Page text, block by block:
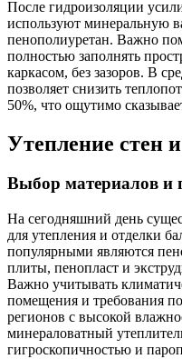
После гидроизоляции
используют минеральную
пенополиуретан. Важно
полностью заполнять
каркасом, без зазоров. В
позволяет снизить
50%, что ощутимо
Утепление стен
Выбор материалов и
На сегодняшний день
для утепления и отделки
популярными являются
плиты, пенопласт и
Важно учитывать
помещения и требования
регионов с высокой
минераловатный
гигроскопичностью и